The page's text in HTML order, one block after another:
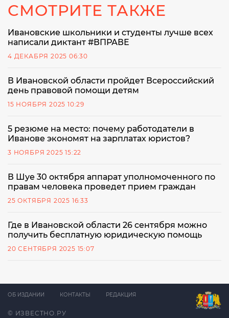
СМОТРИТЕ ТАКЖЕ
Ивановские школьники и студенты лучше всех
написали диктант #ВПРАВЕ
4 ДЕКАБРЯ 2025 06:30
В Ивановской области пройдет Всероссийский
день правовой помощи детям
15 НОЯБРЯ 2025 10:29
5 резюме на место: почему работодатели в
Иванове экономят на зарплатах юристов?
3 НОЯБРЯ 2025 15:22
В Шуе 30 октября аппарат уполномоченного по
правам человека проведет прием граждан
25 ОКТЯБРЯ 2025 16:33
Где в Ивановской области 26 сентября можно
получить бесплатную юридическую помощь
20 СЕНТЯБРЯ 2025 15:07
© ИЗВЕСТНО.РУ
ОБ ИЗДАНИИ КОНТАКТЫ РЕДАКЦИЯ